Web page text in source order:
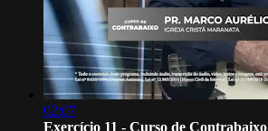
02:07
Exercício 11 - Curso de Contrabaixo